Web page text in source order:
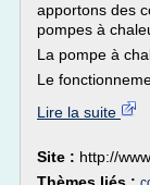
apportons des
pompes à
La pompe à
Le
Lire la suite
Site : http://